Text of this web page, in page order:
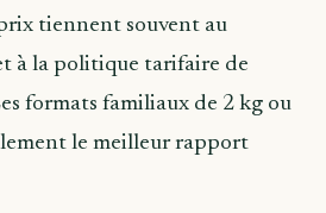
tiennent souvent au
à la politique tarifaire de
formats familiaux de 2 kg ou
le meilleur rapport